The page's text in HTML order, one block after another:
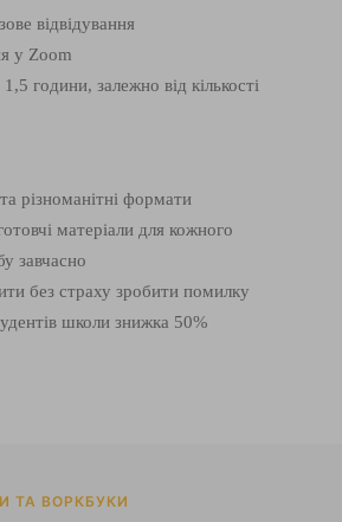
відвідування
у Zoom
години, залежно від кількості
різноманітні формати
матеріали для кожного
завчасно
без страху зробити помилку
школи знижка 50%
ТА ВОРКБУКИ